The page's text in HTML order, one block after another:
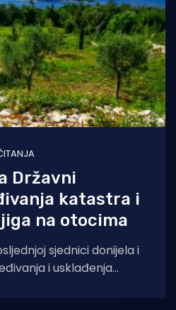
Državni
katastra i
na otocima
sjednici donijela i
i usklađenja